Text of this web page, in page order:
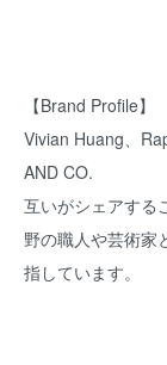
【Brand Profile】
Vivian Huang、
AND CO.
互いがシェアする
野の職人や芸術家
指しています。